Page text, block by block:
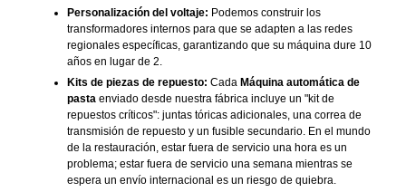
Personalización del voltaje: Podemos construir los
transformadores internos para que se adapten a las redes
regionales específicas, garantizando que su máquina dure 10
años en lugar de 2.
Kits de piezas de repuesto: Cada Máquina automática de
pastaenviado desde nuestra fábrica incluye un "kit de
repuestos críticos": juntas tóricas adicionales, una correa de
transmisión de repuesto y un fusible secundario. En el mundo
de la restauración, estar fuera de servicio una hora es un
problema; estar fuera de servicio una semana mientras se
espera un envío internacional es un riesgo de quiebra.